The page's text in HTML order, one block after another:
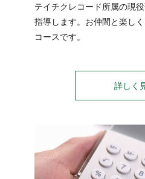
テイチクレコード所属の現
指導します。お仲間と楽し
コースです。
詳しく